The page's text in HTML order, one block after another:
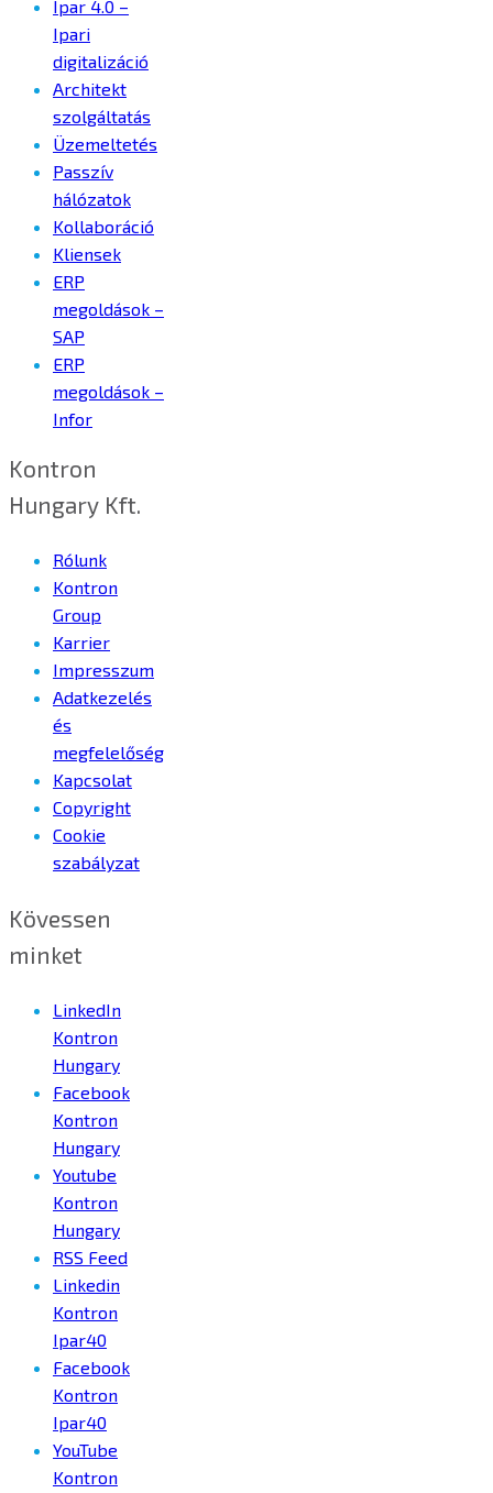
Ipar 4.0 –
Ipari
digitalizáció
Architekt
szolgáltatás
Üzemeltetés
Passzív
hálózatok
Kollaboráció
Kliensek
ERP
megoldások –
SAP
ERP
megoldások –
Infor
Kontron
Hungary Kft.
Rólunk
Kontron
Group
Karrier
Impresszum
Adatkezelés
és
megfelelőség
Kapcsolat
Copyright
Cookie
szabályzat
Kövessen
minket
LinkedIn
Kontron
Hungary
Facebook
Kontron
Hungary
Youtube
Kontron
Hungary
RSS Feed
Linkedin
Kontron
Ipar40
Facebook
Kontron
Ipar40
YouTube
Kontron